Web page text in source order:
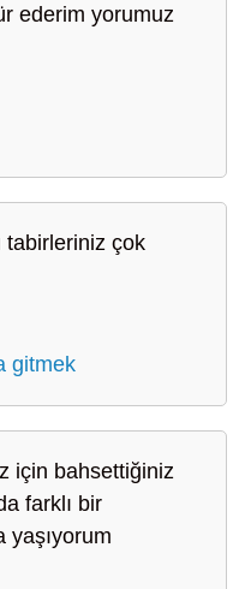
ederim yorumuz
tabirleriniz çok
gitmek
için bahsettiğiniz
farklı bir
yaşıyorum